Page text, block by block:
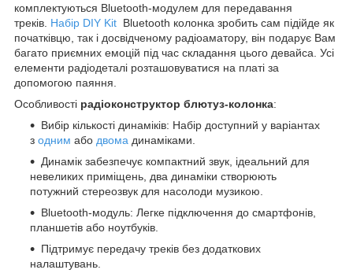
комплектуються Bluetooth-модулем для передавання
треків. Набір DIY Kit Bluetooth колонка зробить сам підійде як
початківцю, так і досвідченому радіоаматору, він подарує Вам
багато приємних емоцій під час складання цього девайса. Усі
елементи радіодеталі розташовуватися на платі за
допомогою паяння.
Особливості радіоконструктор блютуз-колонка:
Вибір кількості динаміків: Набір доступний у варіантах
з одним або двома динаміками.
Динамік забезпечує компактний звук, ідеальний для
невеликих приміщень, два динаміки створюють
потужний стереозвук для насолоди музикою.
Bluetooth-модуль: Легке підключення до смартфонів,
планшетів або ноутбуків.
Підтримує передачу треків без додаткових
налаштувань.